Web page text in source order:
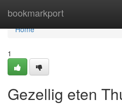
bookmarkport
Home
Home
1
Gezellig eten